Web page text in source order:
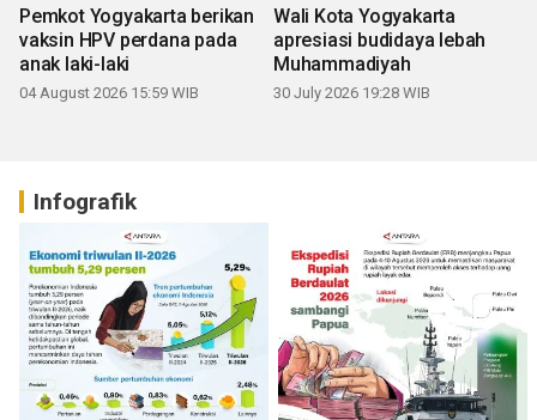
Pemkot Yogyakarta berikan
vaksin HPV perdana pada
anak laki-laki
04 August 2026 15:59 WIB
Wali Kota Yogyakarta
apresiasi budidaya lebah
Muhammadiyah
30 July 2026 19:28 WIB
Infografik